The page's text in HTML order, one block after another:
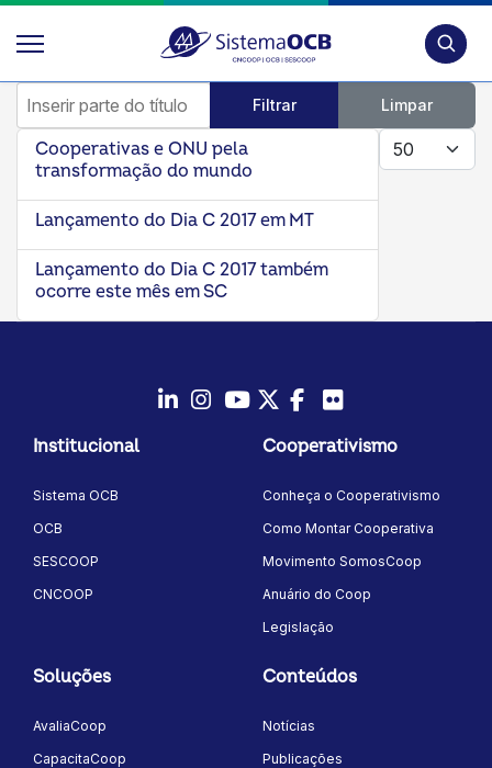
Inserir parte do título
Filtrar Limpar
Mostrar #
Cooperativas e ONU pela
transformação do mundo
Lançamento do Dia C 2017 em MT
Lançamento do Dia C 2017 também
ocorre este mês em SC
Instagram
YoutubeTwitter/X
Facebook
Institucional
Sistema OCB
OCB
SESCOOP
CNCOOP
Cooperativismo
Conheça o Cooperativismo
Como Montar Cooperativa
Movimento SomosCoop
Anuário do Coop
Legislação
Soluções
AvaliaCoop
CapacitaCoop
Conteúdos
Notícias
Publicações